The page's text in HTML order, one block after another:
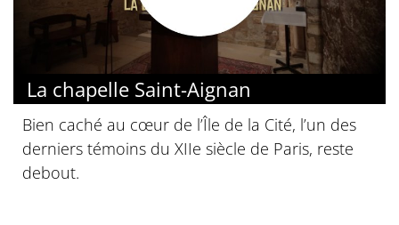
La chapelle Saint-Aignan
Bien caché au cœur de l’Île de la Cité, l’un des
derniers témoins du XIIe siècle de Paris, reste
debout.